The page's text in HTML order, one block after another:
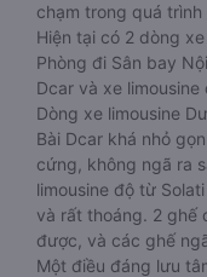
chạm trong quá
Hiện tại có 2 dòng
Phòng đi Sân bay
Dcar và xe
Dòng xe limousine
Bài Dcar khá nhỏ
cứng, không ngã ra
limousine độ từ
và rất thoáng. 2 ghế
được, và các ghế
Một điều đáng lưu